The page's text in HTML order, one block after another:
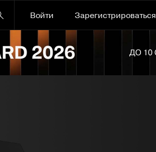
Войти
Зарегистрироваться